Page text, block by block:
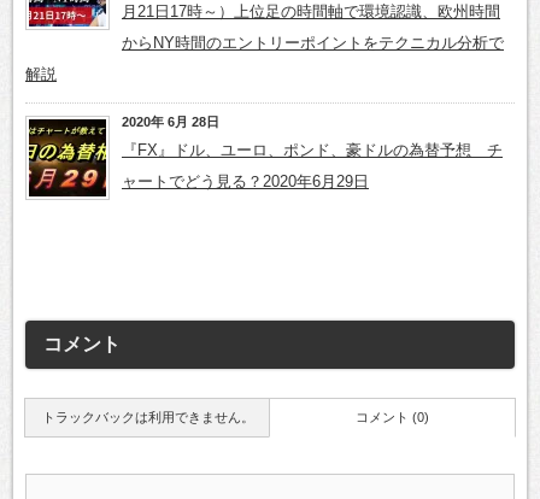
月21日17時～）上位足の時間軸で環境認識、欧州時間
からNY時間のエントリーポイントをテクニカル分析で
解説
2020年 6月 28日
『FX』ドル、ユーロ、ポンド、豪ドルの為替予想 チ
ャートでどう見る？2020年6月29日
コメント
トラックバックは利用できません。 コメント (0)